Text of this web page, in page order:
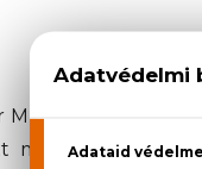
Miss Dior
megtalálható a